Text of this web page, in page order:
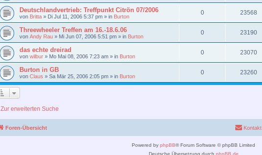
Deutschlandvertrieb: Treffpunkt Citrön 07/2006
von Britta » Di Jul 11, 2006 5:37 pm » in Burton
0 23568
Threewheeler Treffen am 16.-18.6.06
von Andy Rau » Mi Jun 07, 2006 5:51 pm » in Burton
0 23190
das echte dreirad
von wilbur » Mo Mai 08, 2006 7:23 am » in Burton
0 23070
Burton in GB
von Claus » Sa Mär 25, 2006 2:05 pm » in Burton
0 23260
Zur erweiterten Suche
Foren-Übersicht Kontakt
Powered by phpBB® Forum Software © phpBB Limited
Deutsche Übersetzung durch phpBB.de